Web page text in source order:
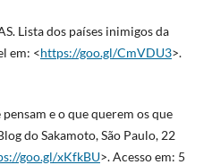
Lista dos países inimigos da
em: <https://goo.gl/CmVDU3>.
e o que querem os que
do Sakamoto, São Paulo, 22
goo.gl/xKfkBU>. Acesso em: 5